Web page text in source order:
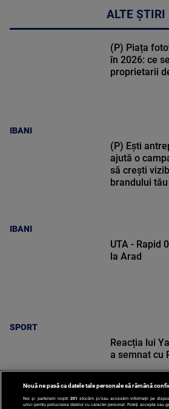
ALTE ȘTIRI
IBANI
(P) Piața
în 2026: ce
proprietarii
IBANI
(P) Ești
ajută o
să crești
brandului tău
SPORT
UTA - Rapid
la Arad
Reacția lui
a semnat cu
Nouă ne pasă ca datele tale personale să rămână
Noi și partenerii noștri 201 stocăm și/sau accesăm informații pe
unici pentru prelucrarea datelor cu caracter personal. Puteți accepta sau